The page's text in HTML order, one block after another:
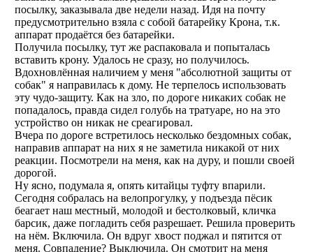
посылку, заказывала две недели назад. Идя на почту
предусмотрительно взяла с собой батарейку Крона, т.к.
аппарат продаётся без батарейки.
Получила посылку, тут же распаковала и попыталась
вставить крону. Удалось не сразу, но получилось.
Вдохновлённая наличием у меня "абсолютной защиты от
собак" я направилась к дому. Не терпелось использовать
эту чудо-защиту. Как на зло, по дороге никаких собак не
попадалось, правда сидел голубь на тратуаре, но на это
устройство он никак не среагировал.
Вчера по дороге встретилось несколько бездомных собак,
направив аппарат на них я не заметила никакой от них
реакции. Посмотрели на меня, как на дуру, и пошли своей
дорогой.
Ну ясно, подумала я, опять китайцы туфту впарили.
Сегодня собралась на велопрогулку, у подъезда пёсик
беагает наш местный, молодой и бестолковый, кличка
барсик, даже погладить себя разрешает. Решила проверить
на нём. Включила. Он вдруг хвост поджал и пятится от
меня. Совпадение? Выключила. Он смотрит на меня